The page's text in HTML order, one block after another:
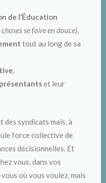
de l’Éducation
se faire en douce),
tout au long de sa
,
et leur
des syndicats mais, à
force collective de
décisionnelles. Et
vous, dans vos
où vous voulez, mais